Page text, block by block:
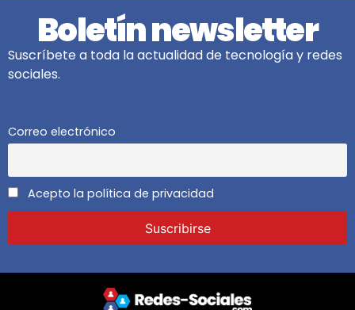
Boletín newsletter
Suscríbete a toda la actualidad de tecnología y redes
sociales.
Correo electrónico
Acepto la política de privacidad